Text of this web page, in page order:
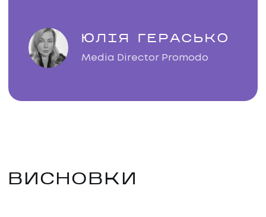
ЮЛІЯ ГЕРАСЬКО
Media Director Promodo
ВИСНОВКИ